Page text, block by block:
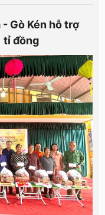
Gò Kén hỗ trợ
tỉ đồng